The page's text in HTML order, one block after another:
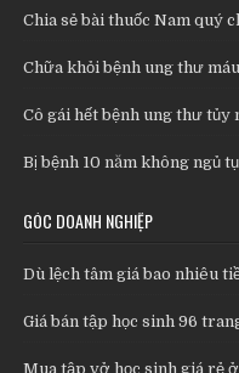
Chia sẻ bài thuốc Nam quý
Chữa khỏi bệnh ung thư
Cô gái hết bệnh ung thư
Bị bệnh 10 năm không ngủ
GÓC DOANH NGHIỆP
Dù lệch tâm giá bao nhiêu
Giá bán tập học sinh 96
Mua tập vở học sinh giá rẻ